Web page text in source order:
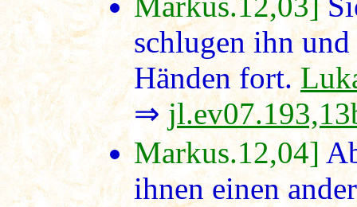
schlugen ihn
Händen fort.
⇒
Markus.12,04]
ihnen einen